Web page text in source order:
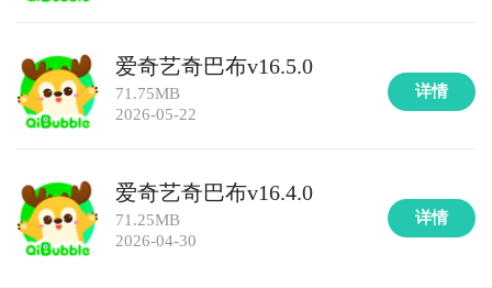
爱奇艺奇巴布v16.5.0
71.75MB
2026-05-22
详情
爱奇艺奇巴布v16.4.0
71.25MB
2026-04-30
详情